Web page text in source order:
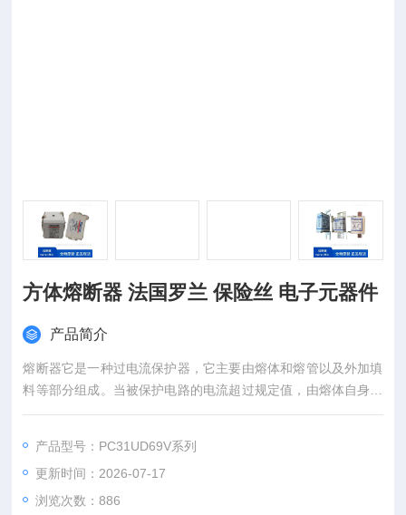
方体熔断器 法国罗兰 保险丝 电子元器件
产品简介
熔断器它是一种过电流保护器，它主要由熔体和熔管以及外加填
料等部分组成。当被保护电路的电流超过规定值，由熔体自身产
生的热量熔断熔体，使电路断开，从而起到保护的作用。以本身
罗兰 保险丝 电子元器件
产品型号：PC31UD69V系列
更新时间：2026-07-17
浏览次数：886